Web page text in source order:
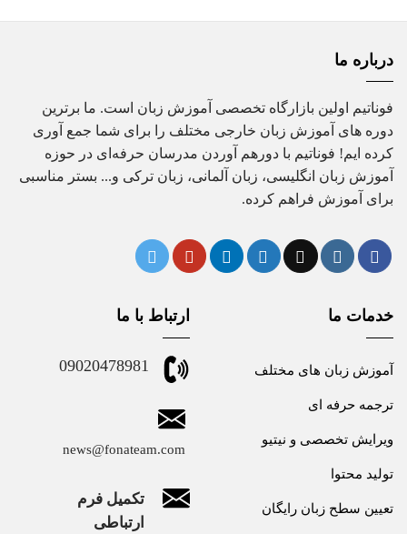
درباره ما
فوناتیم اولین بازارگاه تخصصی آموزش زبان است. ما برترین
دوره های آموزش زبان خارجی مختلف را برای شما جمع آوری
کرده ایم! فوناتیم با دورهم آوردن مدرسان حرفه‌ای در حوزه
آموزش زبان انگلیسی، زبان آلمانی، زبان ترکی و... بستر مناسبی
برای آموزش فراهم کرده.
خدمات ما
آموزش زبان های مختلف
ترجمه حرفه ای
ویرایش تخصصی و نیتیو
تولید محتوا
تعیین سطح زبان رایگان
ارتباط با ما
09020478981
news@fonateam.com
تکمیل فرم
ارتباطی